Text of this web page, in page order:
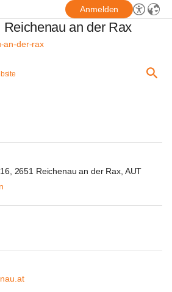
Anmelden
an der Rax
an-der-rax
2651 Reichenau an der Rax, AUT